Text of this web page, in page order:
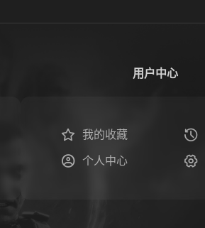
用户中心
我的收藏
个人中心